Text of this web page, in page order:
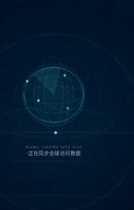
GLOBAL VISITOR DATA SYNC
正在同步全球访问数据
北京
访问量